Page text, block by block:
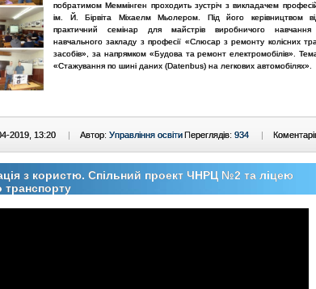
побратимом Меммінген проходить зустріч з викладачем
ім. Й. Бірвіта Міхаелм Мьолером. Під його керівництвом
практичний семінар для майстрів виробничого
навчального закладу з професії «Слюсар з ремонту колісних
засобів», за напрямком «Будова та ремонт електромобілів».
«Стажування по шині даних (Datenbus) на легкових автомобілях».
2019, 13:20 | Автор: Управління освітиПереглядів: 934 |
з користю. Спільний проект ЧНРЦ №2 та ліцею
транспорту